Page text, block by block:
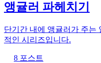
앵귤러 파헤치기
단기간 내에 앵귤러가 주는
적인 시리즈입니다.
8 포스트